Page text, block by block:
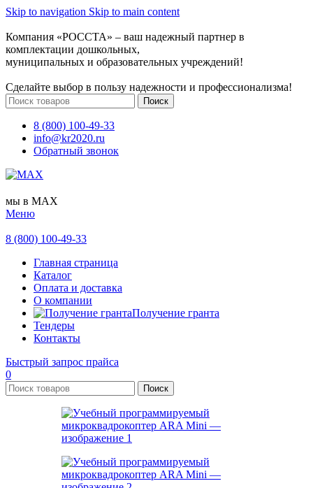
Skip to navigation Skip to main content
Компания «РОССТА» – ваш надежный партнер в
комплектации дошкольных,
муниципальных и образовательных учреждений!
Сделайте выбор в пользу надежности и профессионализма!
Поиск
8 (800) 100-49-33
info@kr2020.ru
Обратный звонок
мы в MAX
Меню
8 (800) 100-49-33
Главная страница
Каталог
Оплата и доставка
О компании
Получение гранта
Тендеры
Контакты
Быстрый запрос прайса
0
Поиск